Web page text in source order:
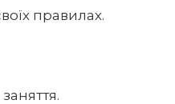
правилах.